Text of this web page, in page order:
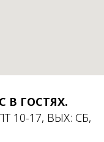
В ГОСТЯХ.
10-17, ВЫХ: СБ,